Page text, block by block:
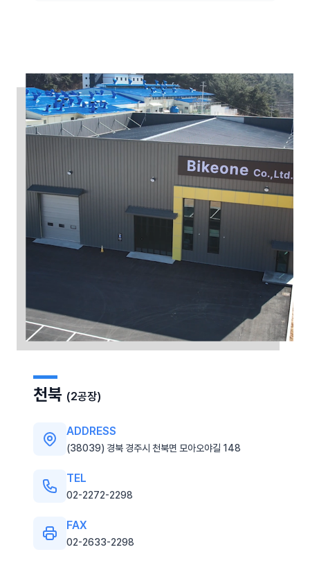
천북 (2공장)
ADDRESS
(38039) 경북 경주시 천북면 모아오야길 148
TEL
02-2272-2298
FAX
02-2633-2298